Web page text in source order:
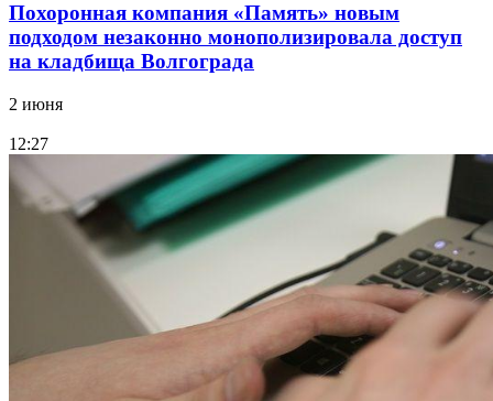
Похоронная компания «Память» новым
подходом незаконно монополизировала доступ
на кладбища Волгограда
2 июня
12:27